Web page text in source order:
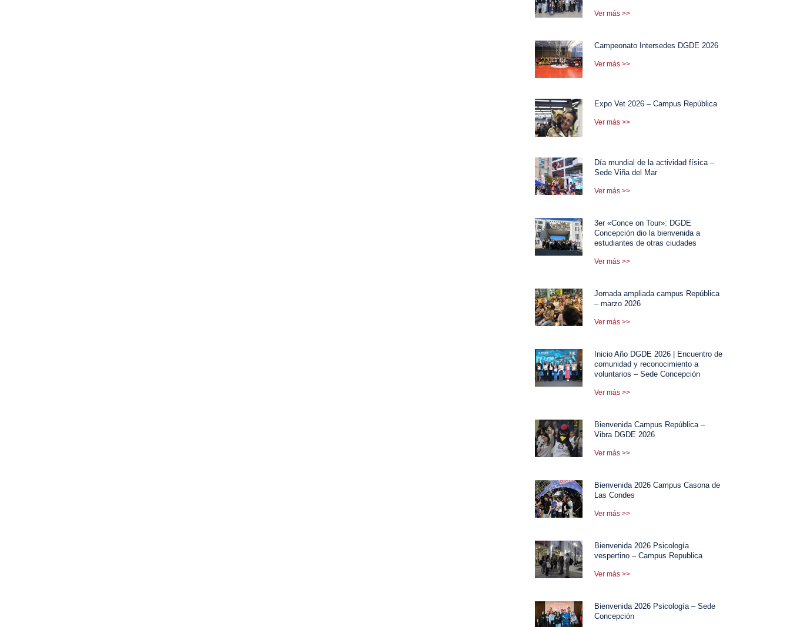
Ver más >>
Campeonato Intersedes DGDE 2026
Ver más >>
Expo Vet 2026 – Campus República
Ver más >>
Día mundial de la actividad física –
Sede Viña del Mar
Ver más >>
3er «Conce on Tour»: DGDE
Concepción dio la bienvenida a
estudiantes de otras ciudades
Ver más >>
Jornada ampliada campus República
– marzo 2026
Ver más >>
Inicio Año DGDE 2026 | Encuentro de
comunidad y reconocimiento a
voluntarios – Sede Concepción
Ver más >>
Bienvenida Campus República –
Vibra DGDE 2026
Ver más >>
Bienvenida 2026 Campus Casona de
Las Condes
Ver más >>
Bienvenida 2026 Psicología
vespertino – Campus Republica
Ver más >>
Bienvenida 2026 Psicología – Sede
Concepción